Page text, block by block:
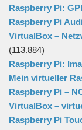
Raspberry Pi:
Raspberry Pi
VirtualBox –
(113.884)
Raspberry Pi:
Mein virtueller
Raspberry Pi –
VirtualBox –
Raspberry Pi